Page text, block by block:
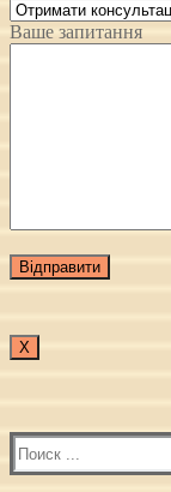
Ваше запитання
Х
Найти: